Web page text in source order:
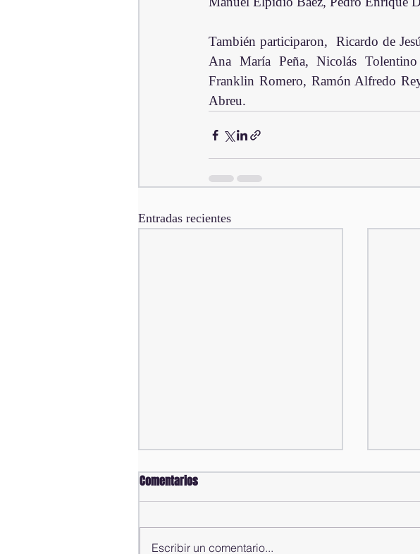
También participaron,  Ricardo de
Ana María Peña, Nicolás
Franklin Romero, Ramón Alfredo
Abreu.
Entradas recientes
Comentarios
Escribir un comentario...